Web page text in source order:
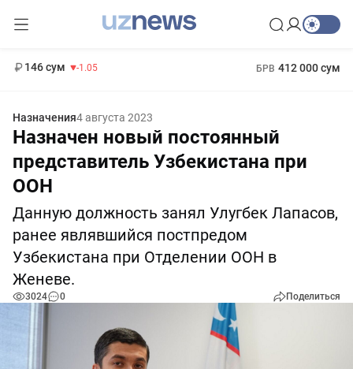
146 сум -1.05 БРВ 412 000 сум
Назначения4 августа 2023
Назначен новый постоянный
представитель Узбекистана при
ООН
Данную должность занял Улугбек Лапасов,
ранее являвшийся постпредом
Узбекистана при Отделении ООН в
Женеве.
3024 0 Поделиться